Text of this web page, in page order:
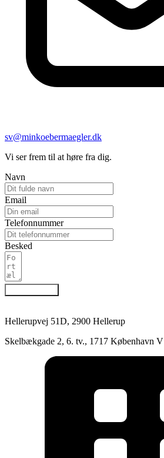
sv@minkoebermaegler.dk
Vi ser frem til at høre fra dig.
Navn
Email
Telefonnummer
Besked
Hellerupvej 51D, 2900 Hellerup
Skelbækgade 2, 6. tv., 1717 København V